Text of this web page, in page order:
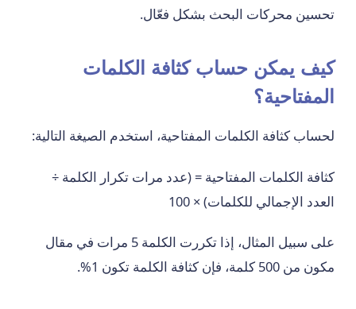
تحسين محركات البحث بشكل فعّال.
كيف يمكن حساب كثافة الكلمات
المفتاحية؟
لحساب كثافة الكلمات المفتاحية، استخدم الصيغة التالية:
كثافة الكلمات المفتاحية = (عدد مرات تكرار الكلمة ÷
العدد الإجمالي للكلمات) × 100
على سبيل المثال، إذا تكررت الكلمة 5 مرات في مقال
مكون من 500 كلمة، فإن كثافة الكلمة تكون 1%.